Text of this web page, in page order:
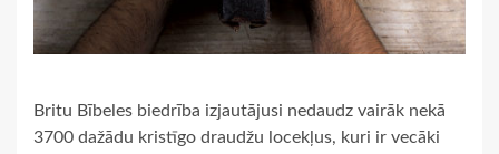
Britu Bībeles biedrība izjautājusi nedaudz vairāk nekā
3700 dažādu kristīgo draudžu locekļus, kuri ir vecāki